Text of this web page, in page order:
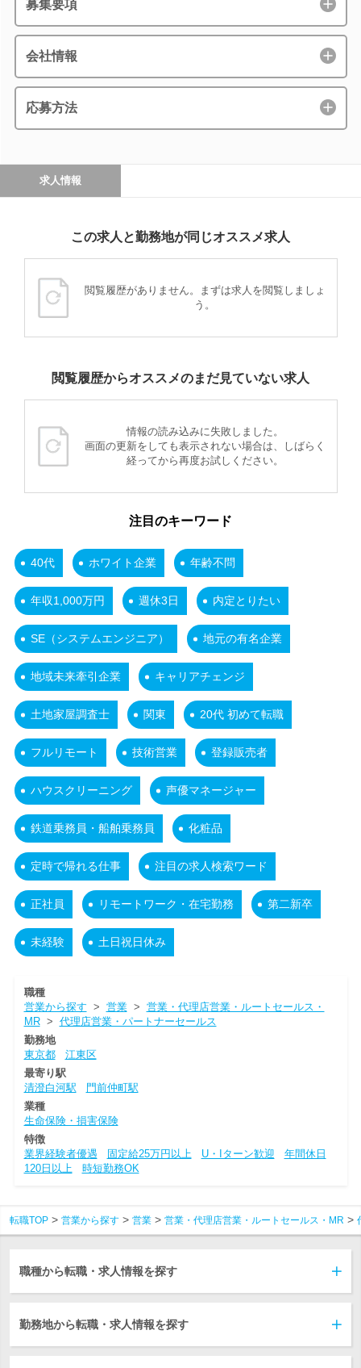
募集要項
会社情報
応募方法
求人情報
この求人と勤務地が同じオススメ求人
閲覧履歴がありません。まずは求人を閲覧しましょ
う。
閲覧履歴からオススメのまだ見ていない求人
情報の読み込みに失敗しました。
画面の更新をしても表示されない場合は、しばらく
経ってから再度お試しください。
注目のキーワード
40代 ホワイト企業 年齢不問
年収1,000万円 週休3日 内定とりたい
SE（システムエンジニア） 地元の有名企業
地域未来牽引企業 キャリアチェンジ
土地家屋調査士 関東 20代 初めて転職
フルリモート 技術営業 登録販売者
ハウスクリーニング 声優マネージャー
鉄道乗務員・船舶乗務員 化粧品
定時で帰れる仕事 注目の求人検索ワード
正社員 リモートワーク・在宅勤務 第二新卒
未経験 土日祝日休み
職種
営業から探す > 営業> 営業・代理店営業・ルートセールス・
MR> 代理店営業・パートナーセールス
勤務地
東京都
江東区
最寄り駅
清澄白河駅
門前仲町駅
業種
生命保険・損害保険
特徴
業界経験者優遇
固定給25万円以上 U・Iターン歓迎
年間休日
120日以上
時短勤務OK
転職TOP 営業から探す 営業 営業・代理店営業・ルートセールス・MR
職種から転職・求人情報を探す
勤務地から転職・求人情報を探す